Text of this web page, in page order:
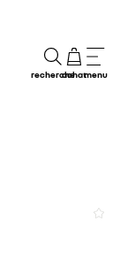
rechercheachatmenu